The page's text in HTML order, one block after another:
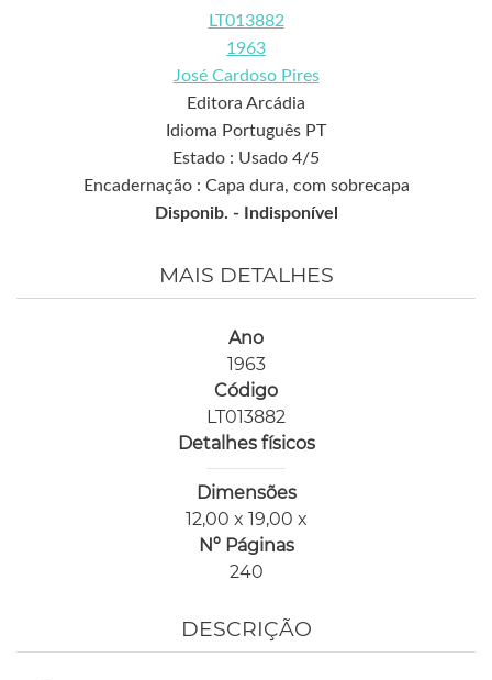
LT013882
1963
José Cardoso Pires
Editora Arcádia
Idioma Português PT
Estado : Usado 4/5
Encadernação : Capa dura, com sobrecapa
Disponib. - Indisponível
MAIS DETALHES
Ano
1963
Código
LT013882
Detalhes físicos
Dimensões
12,00 x 19,00 x
Nº Páginas
240
DESCRIÇÃO